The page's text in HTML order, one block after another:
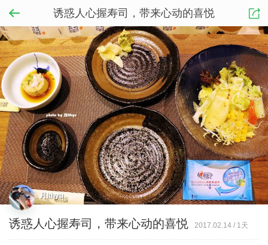
诱惑人心握寿司，带来心动的喜悦
月lthyu
诱惑人心握寿司，带来心动的喜悦 2017.02.14 / 1天